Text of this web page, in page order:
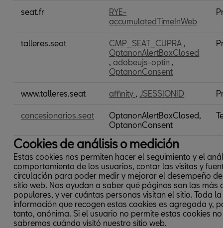
técnicas
seat.fr
RYE-
accumulatedTimeInWeb
talleres.seat CMP_SEAT_CUPRA ,
OptanonAlertBoxClosed
,adobeujs-optin ,
OptanonConsent
www.talleres.seat affinity , JSESSIONID
concesionarios.seat
OptanonAlertBoxClosed,
OptanonConsent
Cookies de análisis o medición
Estas cookies nos permiten hacer el seguimiento y el
comportamiento de los usuarios, contar las visitas y
circulación para poder medir y mejorar el desempeño
sitio web. Nos ayudan a saber qué páginas son las más
populares, y ver cuántas personas visitan el sitio. Toda la
información que recogen estas cookies es agregada y,
tanto, anónima. Si el usuario no permite estas cookies no
sabremos cuándo visitó nuestro sitio web.